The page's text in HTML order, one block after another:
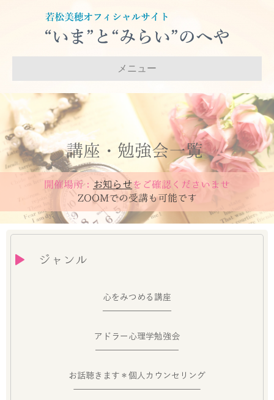
メニュー
講座・勉強会一覧
開催場所： お知らせをご確認くださいませ
ZOOMでの受講も可能です
ジャンル
心をみつめる講座
アドラー心理学勉強会
お話聴きます＊個人カウンセリング